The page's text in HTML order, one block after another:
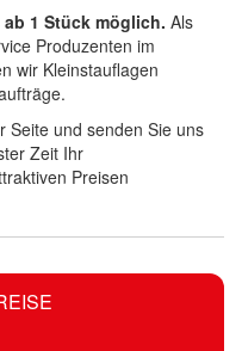
1 Stück möglich. Als
Produzenten im
wir Kleinstauflagen
Seite und senden Sie uns
Zeit Ihr
Preisen